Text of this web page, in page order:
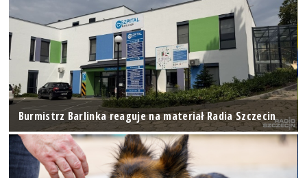
Burmistrz Barlinka reaguje na materiał Radia Szczecin